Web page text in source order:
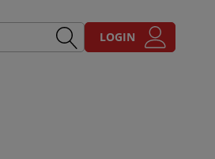
LOGIN